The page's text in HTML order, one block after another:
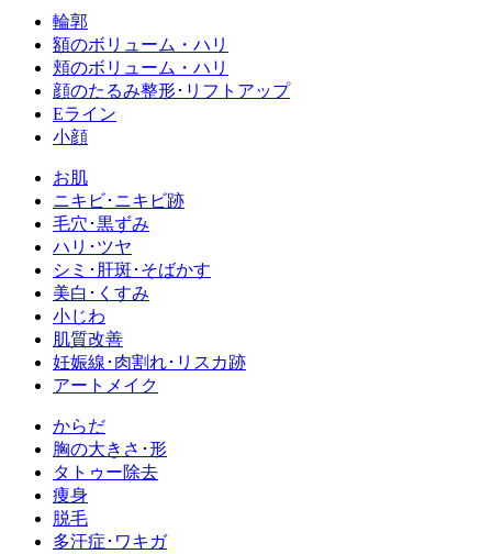
輪郭
額のボリューム・ハリ
頬のボリューム・ハリ
顔のたるみ整形･リフトアップ
Eライン
小顔
お肌
ニキビ･ニキビ跡
毛穴･黒ずみ
ハリ･ツヤ
シミ･肝斑･そばかす
美白･くすみ
小じわ
肌質改善
妊娠線･肉割れ･リスカ跡
アートメイク
からだ
胸の大きさ･形
タトゥー除去
痩身
脱毛
多汗症･ワキガ